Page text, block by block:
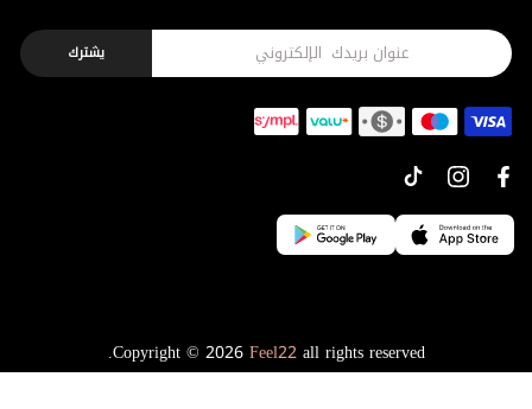
يشترك
Copyright © 2026Feel22all rights reserved.